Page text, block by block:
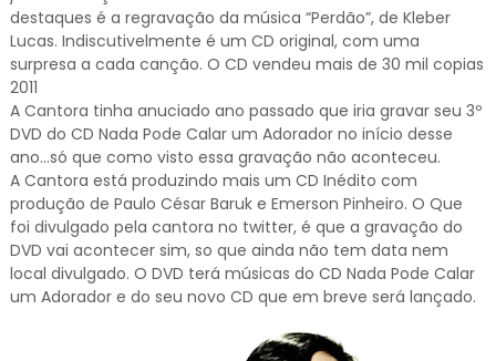
destaques é a regravação da música “Perdão”, de Kleber
Lucas. Indiscutivelmente é um CD original, com uma
surpresa a cada canção. O CD vendeu mais de 30 mil copias
2011
A Cantora tinha anuciado ano passado que iria gravar seu 3º
DVD do CD Nada Pode Calar um Adorador no início desse
ano...só que como visto essa gravação não aconteceu.
A Cantora está produzindo mais um CD Inédito com
produção de Paulo César Baruk e Emerson Pinheiro. O Que
foi divulgado pela cantora no twitter, é que a gravação do
DVD vai acontecer sim, so que ainda não tem data nem
local divulgado. O DVD terá músicas do CD Nada Pode Calar
um Adorador e do seu novo CD que em breve será lançado.